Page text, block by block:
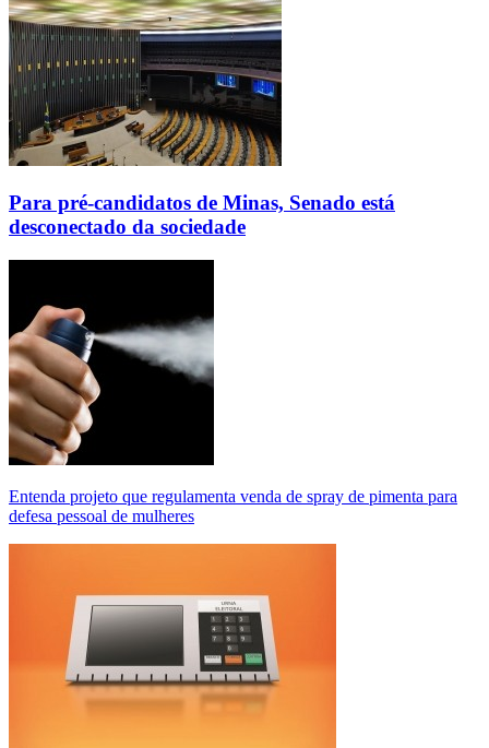
Para pré-candidatos de Minas, Senado está
desconectado da sociedade
Entenda projeto que regulamenta venda de spray de pimenta para
defesa pessoal de mulheres